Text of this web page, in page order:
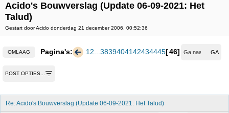
Acido's Bouwverslag (Update 06-09-2021: Het
Talud)
Gestart door Acido donderdag 21 december 2006, 00:52:36
OMLAAG Pagina's: 12...3839404142434445 46
POST OPTIES...
Re: Acido's Bouwverslag (Update 06-09-2021: Het Talud)